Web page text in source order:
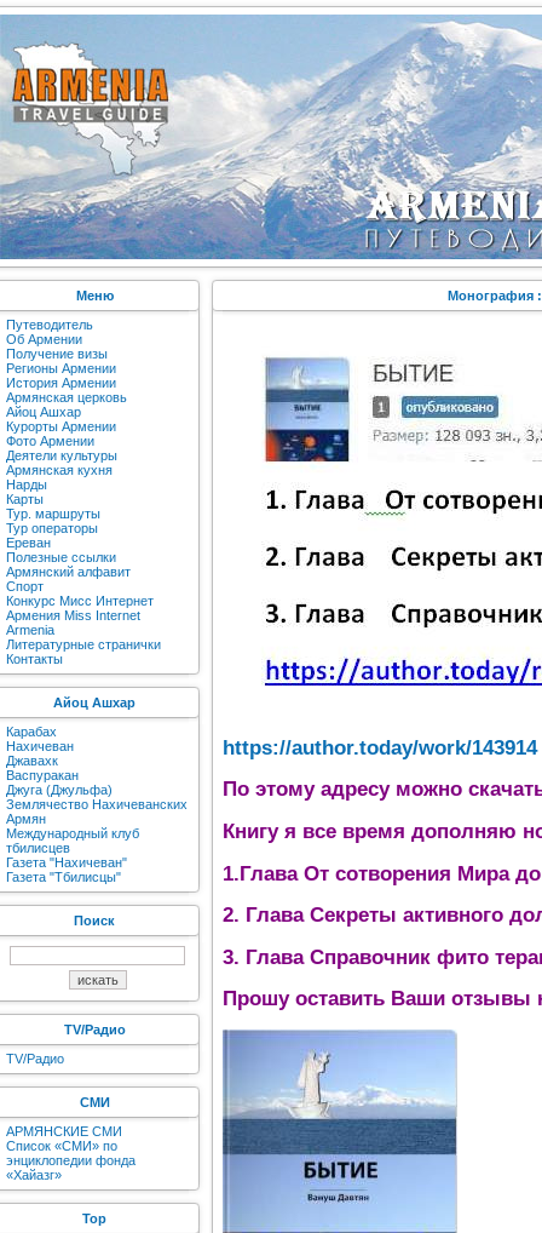
Меню
Путеводитель
Об Армении
Получение визы
Регионы Армении
История Армении
Армянская церковь
Айоц Ашхар
Курорты Армении
Фото Армении
Деятели культуры
Армянская кухня
Нарды
Карты
Тур. маршруты
Тур операторы
Ереван
Полезные ссылки
Армянский алфавит
Спорт
Конкурс Мисс Интернет
Армения Miss Internet
Armenia
Литературные странички
Контакты
Айоц Ашхар
Карабах
Нахичеван
Джавахк
Васпуракан
Джуга (Джульфа)
Землячество Нахичеванских
Армян
Международный клуб
тбилисцев
Газета "Нахичеван"
Газета "Тбилисцы"
Поиск
TV/Радио
TV/Радио
СМИ
АРМЯНСКИЕ СМИ
Список «СМИ» по
энциклопедии фонда
«Хайазг»
Top
Монография
https://author.today/work/143914
По этому адресу можно
Книгу я все время дополняю
1.Глава От сотворения Мира
2. Глава Секреты активного
3. Глава Справочник фито
Прошу оставить Ваши отзывы